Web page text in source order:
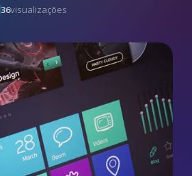
36visualizações